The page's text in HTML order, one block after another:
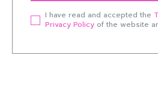
I have read and accepted the
Privacy Policy of the website